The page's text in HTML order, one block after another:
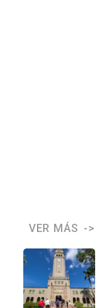
VER MÁS